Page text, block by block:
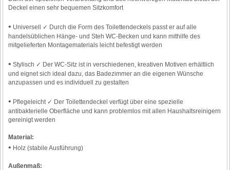
Deckel einen sehr bequemen Sitzkomfort
• Universell ✓ Durch die Form des Toilettendeckels passt er auf alle
handelsüblichen Hänge- und Steh WC-Becken und kann mithilfe des
mitgelieferten Montagematerials leicht befestigt werden
• Stylisch ✓ Der WC-Sitz ist in verschiedenen, kreativen Motiven erhältlich
und eignet sich ideal dazu, das Badezimmer an die eigenen Wünsche
anzupassen und es individuell zu gestalten
• Pflegeleicht ✓ Der Toilettendeckel verfügt über eine spezielle
antibakterielle Oberfläche und kann problemlos mit allen Haushaltsreinigern
gereinigt werden
Material:
• Holz (stabile Ausführung)
Außenmaß: